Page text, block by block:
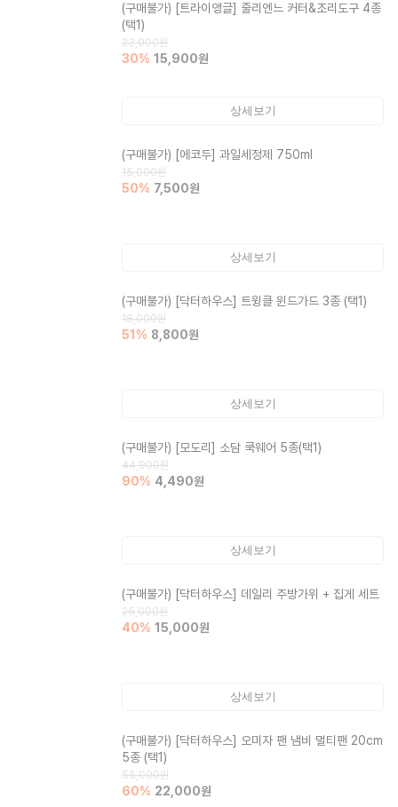
(구매불가) [트라이앵글] 줄리엔느 커터&조리도구 4종
(택1)
23,000원
30% 15,900원
상세보기
(구매불가) [에코두] 과일세정제 750ml
15,000원
50% 7,500원
상세보기
(구매불가) [닥터하우스] 트윙클 윈드가드 3종 (택1)
18,000원
51 % 8,800원
상세보기
(구매불가) [모도리] 소담 쿡웨어 5종(택1)
44,900원
90% 4,490원
상세보기
(구매불가) [닥터하우스] 데일리 주방가위 + 집게 세트
25,000원
40% 15,000원
상세보기
(구매불가) [닥터하우스] 오미자 팬 냄비 멀티팬 20cm
5종 (택1)
55,000원
60% 22,000원